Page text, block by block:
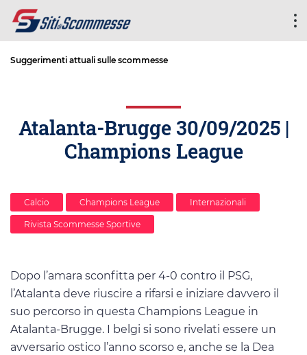
Suggerimenti attuali sulle scommesse
Atalanta-Brugge 30/09/2025 |
Champions League
Calcio Champions League Internazionali
Rivista Scommesse Sportive
Dopo l’amara sconfitta per 4-0 contro il PSG,
l’Atalanta deve riuscire a rifarsi e iniziare davvero il
suo percorso in questa Champions League in
Atalanta-Brugge. I belgi si sono rivelati essere un
avversario ostico l’anno scorso e, anche se la Dea